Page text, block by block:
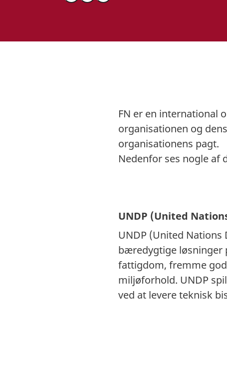
FN er en international
organisationen og
organisationens pagt.
Nedenfor ses nogle af
UNDP (United
UNDP (United
bæredygtige løsninger
fattigdom, fremme
miljøforhold. UNDP
ved at levere teknisk